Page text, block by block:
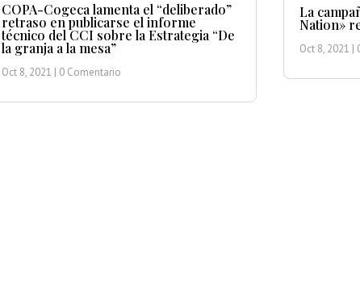
COPA-Cogeca lamenta el “deliberado”
retraso en publicarse el informe
técnico del CCI sobre la Estrategia “De
la granja a la mesa”
Oct 8, 2021 | 0 Comentario
La
Nation»
Oct 8, 2021 |